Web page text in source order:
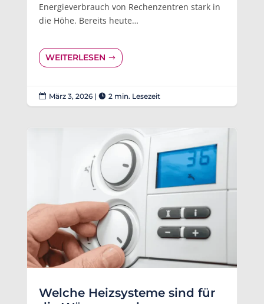
Energieverbrauch von Rechenzentren stark in
die Höhe. Bereits heute…
WEITERLESEN
 März 3, 2026|  2 min. Lesezeit
Welche Heizsysteme sind für